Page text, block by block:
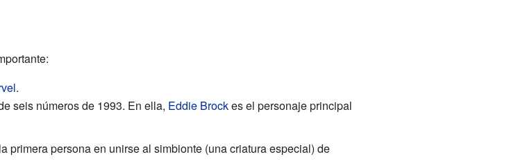
.
seis números de 1993. En ella, Eddie Brockes el personaje principal
primera persona en unirse al simbionte (una criatura especial) de